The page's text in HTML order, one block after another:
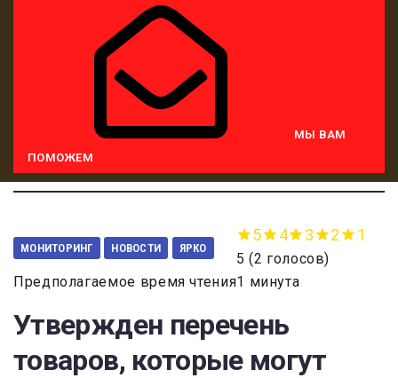
МЫ ВАМ
ПОМОЖЕМ
МОНИТОРИНГ НОВОСТИ ЯРКО
5 4 3 2 1
5 (2 голосов)
Предполагаемое время чтения1 минута
Утвержден перечень
товаров, которые могут